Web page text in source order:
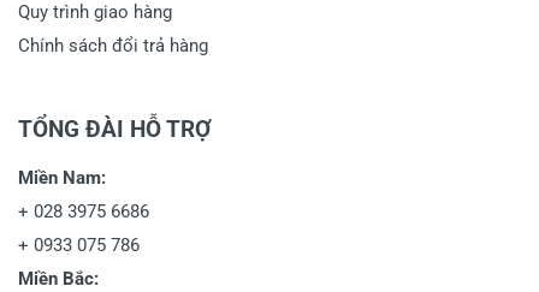
Quy trình giao hàng
Chính sách đổi trả hàng
TỔNG ĐÀI HỖ TRỢ
Miền Nam:
+ 028 3975 6686
+ 0933 075 786
Miền Bắc: